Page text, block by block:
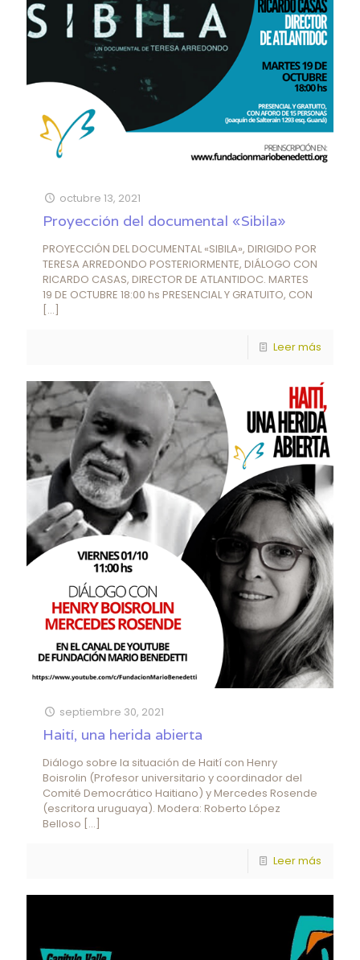
octubre 13, 2021
Proyección del documental «Sibila»
PROYECCIÓN DEL DOCUMENTAL «SIBILA», DIRIGIDO POR
TERESA ARREDONDO POSTERIORMENTE, DIÁLOGO CON
RICARDO CASAS, DIRECTOR DE ATLANTIDOC. MARTES
19 DE OCTUBRE 18:00 hs PRESENCIAL Y GRATUITO, CON
[…]
Leer más
septiembre 30, 2021
Haití, una herida abierta
Diálogo sobre la situación de Haití con Henry
Boisrolin (Profesor universitario y coordinador del
Comité Democrático Haitiano) y Mercedes Rosende
(escritora uruguaya). Modera: Roberto López
Belloso […]
Leer más